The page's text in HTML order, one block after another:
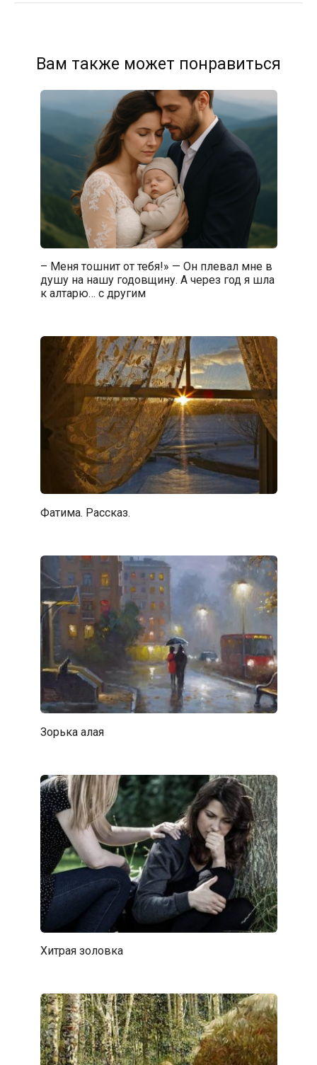
Вам также может понравиться
– Меня тошнит от тебя!» — Он плевал мне в
душу на нашу годовщину. А через год я шла
к алтарю… с другим
Фатима. Рассказ.
Зорька алая
Хитрая золовка